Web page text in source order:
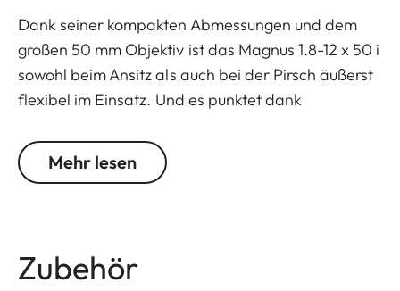
Dank seiner kompakten Abmessungen und dem
großen 50 mm Objektiv ist das Magnus 1.8-12 x 50 i
sowohl beim Ansitz als auch bei der Pirsch äußerst
flexibel im Einsatz. Und es punktet dank
Vergrößerung von 1,8-fach auch bei der Drückjagd.
Dieses Zielfernrohr ist perfekt für Anwender,
Baulänge, flexibles Einsatzspektrum und sehr gute
Mehr lesen
Zubehör